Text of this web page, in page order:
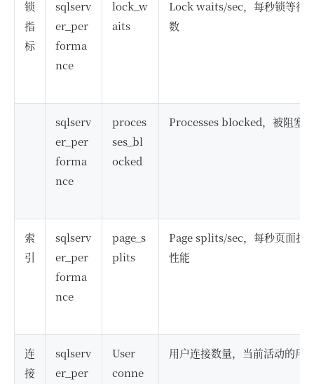
锁
指
标
sqlserv
er_per
forma
nce
lock_w
aits
Lock waits/sec，每秒锁等待
数
sqlserv
er_per
forma
nce
proces
ses_bl
ocked
Processes blocked，被阻塞
索
引
sqlserv
er_per
forma
nce
page_s
plits
Page splits/sec，每秒页面拆
性能
连
接
sqlserv
er_per
User
conne
用户连接数量，当前活动的用